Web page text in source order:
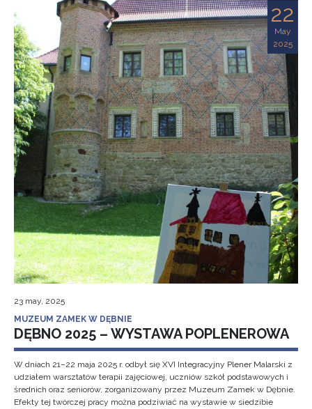
22
May
2025
23 may, 2025
MUZEUM ZAMEK W DĘBNIE
DĘBNO 2025 – WYSTAWA POPLENEROWA
W dniach 21–22 maja 2025 r. odbył się XVI Integracyjny Plener Malarski z
udziałem warsztatów terapii zajęciowej, uczniów szkół podstawowych i
średnich oraz seniorów, zorganizowany przez Muzeum Zamek w Dębnie.
Efekty tej twórczej pracy można podziwiać na wystawie w siedzibie